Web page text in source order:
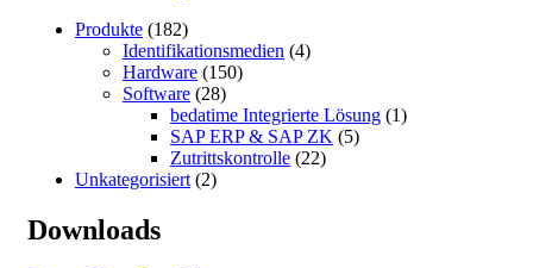
Produkte (182)
Identifikations­medien (4)
Hardware (150)
Software (28)
bedatime Integrierte Lösung (1)
SAP ERP & SAP ZK (5)
Zutrittskontrolle (22)
Unkategorisiert (2)
Downloads